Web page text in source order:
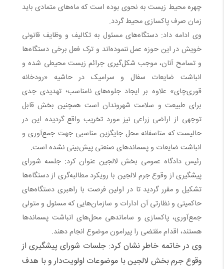
چهره محیط زیست به نحوی بوده است که ماه‌های متمادی باید
زمان صرف پاکسازی محیط گردد.
وی ادامه داد: دستگاه‌های مسئول به تکالیف و وظایف قانونی
خویش در این حوزه عمل ننموده‌اند و ترک فعل برخی دستگاه‌ها
و تسامح آنان، موجب شکل‌گیری جرائم زیست محیطی شده و
انباشت ضایعات سفال و سرامیک در حاشیه «رودخانه
قوری‌چای» علاوه بر ایجاد جلوه‌های نامناسب؛ تهدیدی جدی
برای طبیعت و سلامت شهروندان است همچنین بخش قابل
توجهی از اراضی زراعی نیز مورد تخریب واقع گردیده این در
حالیست که متاسفانه محل جایگزین مناسبی جهت جمع‌آوری و
انباشت ضایعات و‌ پسماندهای صنعتی پیش‌بینی نشده است.
رئیس دادگاه عمومی بخش لالجین عنوان کرد: جلسه شورای
پیشگیری از وقوع جرم لالجین با رویکرد مطالبه‌گری از دستگاه‌ها
تشکیل و مقرر گردید تا در اولین فرصت با راهبری دستگاه‌های
حاکمیتی و نظارتی آن ادارات و سازمان‌هایی که مسئول و متولی
جمع‌آوری، پاکسازی و‌ ساماندهی محل‌های انباشت پسماندها
هستند، اقدام مقتضی را پیرامون موضوع انجام دهند.
وی در خاتمه خاطر نشان کرد: جلسات شورای پیشگیری از
وقوع جرم بخش لالجین با موضوعات اولویت‌دار و با هدف